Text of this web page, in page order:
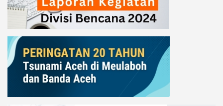
Peneliti Divisi Manajemen Bencana
Kesehatan PKMK FK-KMK UGM